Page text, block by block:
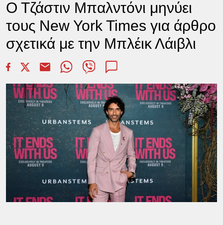
Ο Τζάστιν Μπαλντόνι μηνύει
τους New York Times για άρθρο
σχετικά με την Μπλέικ Λάιβλι